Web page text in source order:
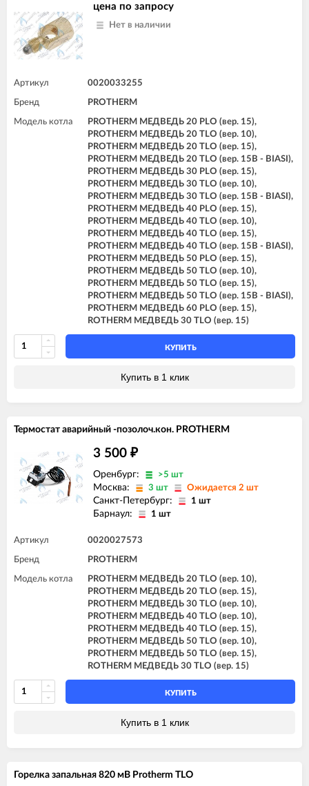
цена по запросу
Нет в наличии
Артикул 0020033255
Бренд PROTHERM
Модель котла
PROTHERM МЕДВЕДЬ 20 PLO (вер. 15),
PROTHERM МЕДВЕДЬ 20 TLO (вер. 10),
PROTHERM МЕДВЕДЬ 20 TLO (вер. 15),
PROTHERM МЕДВЕДЬ 20 TLO (вер. 15B - BIASI),
PROTHERM МЕДВЕДЬ 30 PLO (вер. 15),
PROTHERM МЕДВЕДЬ 30 TLO (вер. 10),
PROTHERM МЕДВЕДЬ 30 TLO (вер. 15B - BIASI),
PROTHERM МЕДВЕДЬ 40 PLO (вер. 15),
PROTHERM МЕДВЕДЬ 40 TLO (вер. 10),
PROTHERM МЕДВЕДЬ 40 TLO (вер. 15),
PROTHERM МЕДВЕДЬ 40 TLO (вер. 15B - BIASI),
PROTHERM МЕДВЕДЬ 50 PLO (вер. 15),
PROTHERM МЕДВЕДЬ 50 TLO (вер. 10),
PROTHERM МЕДВЕДЬ 50 TLO (вер. 15),
PROTHERM МЕДВЕДЬ 50 TLO (вер. 15B - BIASI),
PROTHERM МЕДВЕДЬ 60 PLO (вер. 15),
ROTHERM МЕДВЕДЬ 30 TLO (вер. 15)
КУПИТЬ
Купить в 1 клик
Термостат аварийный -позолоч.кон. PROTHERM
3 500 ₽
Оренбург: >5 шт
Москва: 3 шт Ожидается 2 шт
Санкт-Петербург: 1 шт
Барнаул: 1 шт
Артикул 0020027573
Бренд PROTHERM
Модель котла
PROTHERM МЕДВЕДЬ 20 TLO (вер. 10),
PROTHERM МЕДВЕДЬ 20 TLO (вер. 15),
PROTHERM МЕДВЕДЬ 30 TLO (вер. 10),
PROTHERM МЕДВЕДЬ 40 TLO (вер. 10),
PROTHERM МЕДВЕДЬ 40 TLO (вер. 15),
PROTHERM МЕДВЕДЬ 50 TLO (вер. 10),
PROTHERM МЕДВЕДЬ 50 TLO (вер. 15),
ROTHERM МЕДВЕДЬ 30 TLO (вер. 15)
КУПИТЬ
Купить в 1 клик
Горелка запальная 820 мВ Protherm TLO